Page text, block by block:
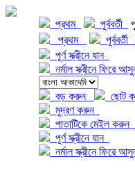
প্রথম পূর্ববর্তী
প্রথম
পূর্ববর্তী
পূর্ণ স্ক্রীনে যান
নর্মাল স্ক্রীনে ফিরে
বড় করুন
ছোট
মুদ্রণ করুন
পাতাটিকে মেইল করুন
পূর্ণ স্ক্রীনে যান
নর্মাল স্ক্রীনে ফিরে